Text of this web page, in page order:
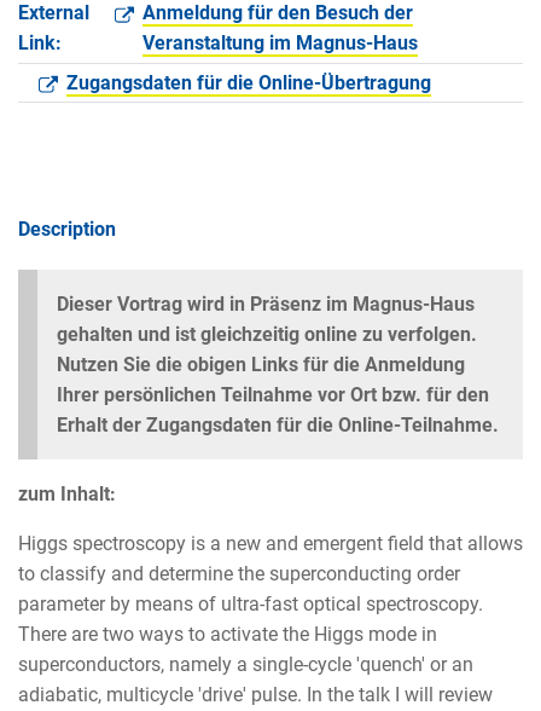
External
Link:
Anmeldung für den Besuch der
Veranstaltung im Magnus-Haus
Zugangsdaten für die Online-Übertragung
Description
Dieser Vortrag wird in Präsenz im Magnus-Haus
gehalten und ist gleichzeitig online zu verfolgen.
Nutzen Sie die obigen Links für die Anmeldung
Ihrer persönlichen Teilnahme vor Ort bzw. für den
Erhalt der Zugangsdaten für die Online-Teilnahme.
zum Inhalt:
Higgs spectroscopy is a new and emergent field that allows
to classify and determine the superconducting order
parameter by means of ultra-fast optical spectroscopy.
There are two ways to activate the Higgs mode in
superconductors, namely a single-cycle 'quench' or an
adiabatic, multicycle 'drive' pulse. In the talk I will review